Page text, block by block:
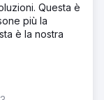
Questa è
più la
è la nostra